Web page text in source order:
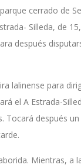
cerrado de
Silleda, de
después
lalinense para
el A Estrada-
Tocará después
Mientras, a